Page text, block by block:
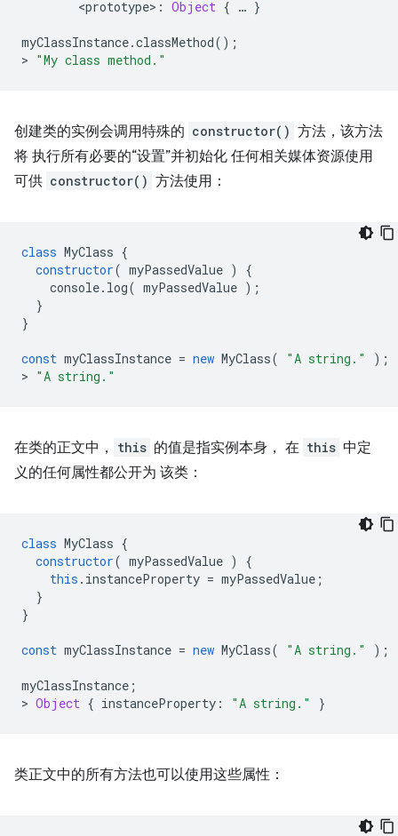
<prototype> : Object { … }
myClassInstance.classMethod();
> "My class method."
创建类的实例会调用特殊的 constructor() 方法，该方法
将 执行所有必要的“设置”并初始化 任何相关媒体资源使用
可供 constructor() 方法使用：
class MyClass {
constructor( myPassedValue )
{
console. log( myPassedValue );
}
}
const myClassInstance = new MyClass( "A string."
);
> "A string."
在类的正文中， this 的值是指实例本身， 在 this 中定
义的任何属性都公开为 该类：
class MyClass {
constructor( myPassedValue )
{
this . instanceProperty = myPassedValue ;
}
}
const myClassInstance = new MyClass( "A string." );
myClassInstance ;
> Object { instanceProperty : "A string." }
类正文中的所有方法也可以使用这些属性：